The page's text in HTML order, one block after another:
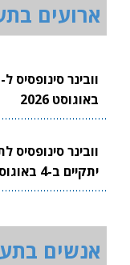
ארועים
באוגוסט 2026
יתקיים ב-4 באוגוסט 2026
אנשים